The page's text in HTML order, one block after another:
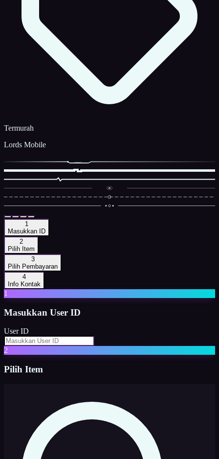
Termurah
Lords Mobile
1
Masukkan ID
2
Pilih Item
3
Pilih Pembayaran
4
Info Kontak
1
Masukkan User ID
User ID
2
Pilih Item